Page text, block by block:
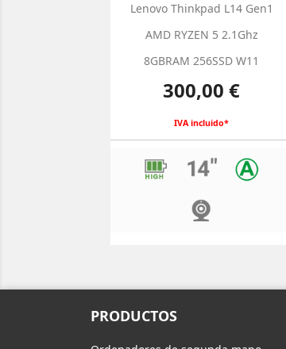
Lenovo Thinkpad L14 Gen1
AMD RYZEN 5 2.1Ghz
8GBRAM 256SSD W11
Precio
300,00 €
IVA incluido*
PRODUCTOS